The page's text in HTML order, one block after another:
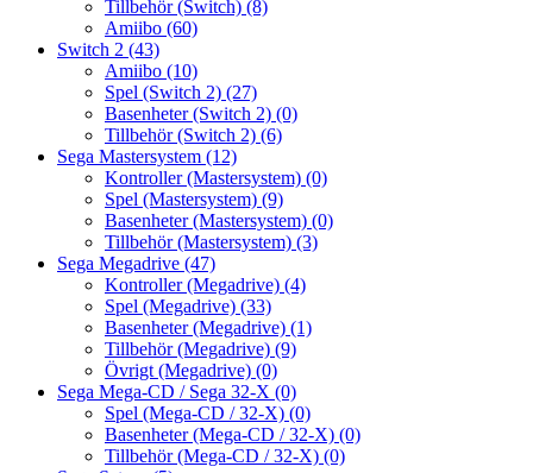
Tillbehör (Switch) (8)
Amiibo (60)
Switch 2 (43)
Amiibo (10)
Spel (Switch 2) (27)
Basenheter (Switch 2) (0)
Tillbehör (Switch 2) (6)
Sega Mastersystem (12)
Kontroller (Mastersystem) (0)
Spel (Mastersystem) (9)
Basenheter (Mastersystem) (0)
Tillbehör (Mastersystem) (3)
Sega Megadrive (47)
Kontroller (Megadrive) (4)
Spel (Megadrive) (33)
Basenheter (Megadrive) (1)
Tillbehör (Megadrive) (9)
Övrigt (Megadrive) (0)
Sega Mega-CD / Sega 32-X (0)
Spel (Mega-CD / 32-X) (0)
Basenheter (Mega-CD / 32-X) (0)
Tillbehör (Mega-CD / 32-X) (0)